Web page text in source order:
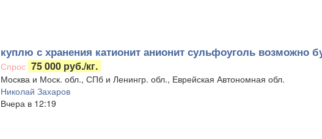
куплю с хранения катионит анионит сульфоуголь возможно
Спрос 75 000 руб./кг.
Москва и Моск. обл., СПб и Ленингр. обл., Еврейская Автономная обл.
Николай Захаров
Вчера в 12:19